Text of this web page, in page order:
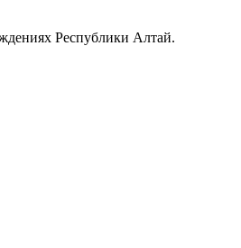
Республики Алтай.